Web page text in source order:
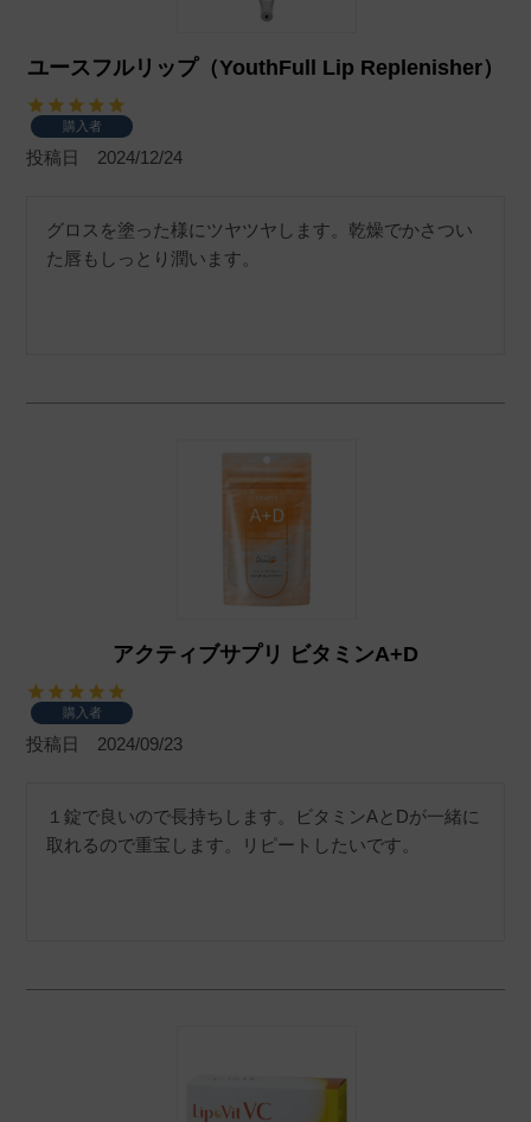
ユースフルリップ（YouthFull Lip Replenisher）
購入者
投稿日 2024/12/24
グロスを塗った様にツヤツヤします。乾燥でかさつい
た唇もしっとり潤います。
アクティブサプリ ビタミンA+D
購入者
投稿日 2024/09/23
１錠で良いので長持ちします。ビタミンAとDが一緒に
取れるので重宝します。リピートしたいです。